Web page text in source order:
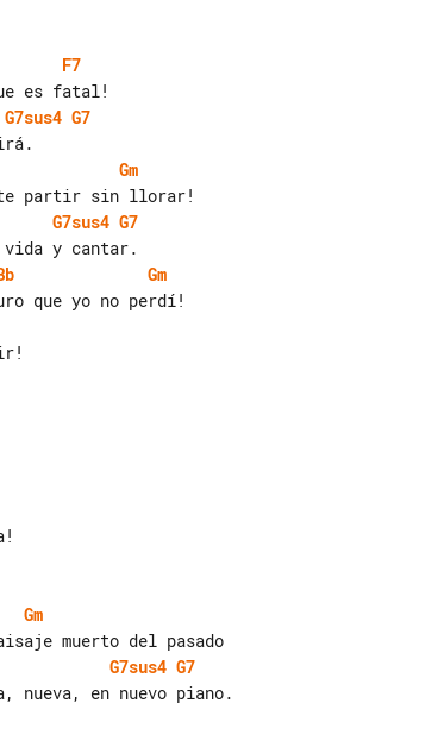
F7
G7sus4 G7
Gm
G7sus4 G7
Gm
Gm
G7sus4 G7